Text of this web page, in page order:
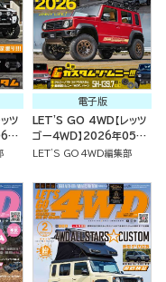
ツ
月
電子版
LET'S GO 4WD【レッツ
ゴー４ＷＤ】2026年05月
号LET'S GO 4WD編集部